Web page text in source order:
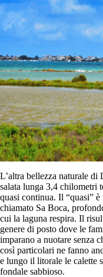
L’altra bellezza naturale di
salata lunga 3,4 chilometri
quasi continua. Il “quasi” è
chiamato Sa Boca,
cui la laguna respira. Il
genere di posto dove le
imparano a nuotare senza
così particolari ne fanno
e lungo il litorale le calette
fondale sabbioso.